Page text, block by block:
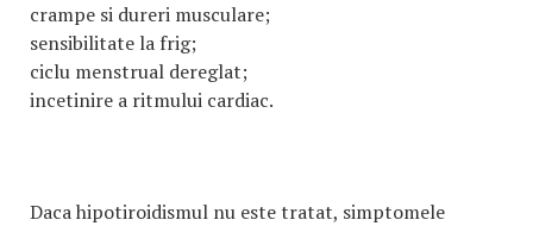
crampe si dureri musculare;
sensibilitate la frig;
ciclu menstrual dereglat;
incetinire a ritmului cardiac.
Daca hipotiroidismul nu este tratat, simptomele